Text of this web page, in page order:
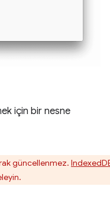
için bir nesne
güncellenmez.